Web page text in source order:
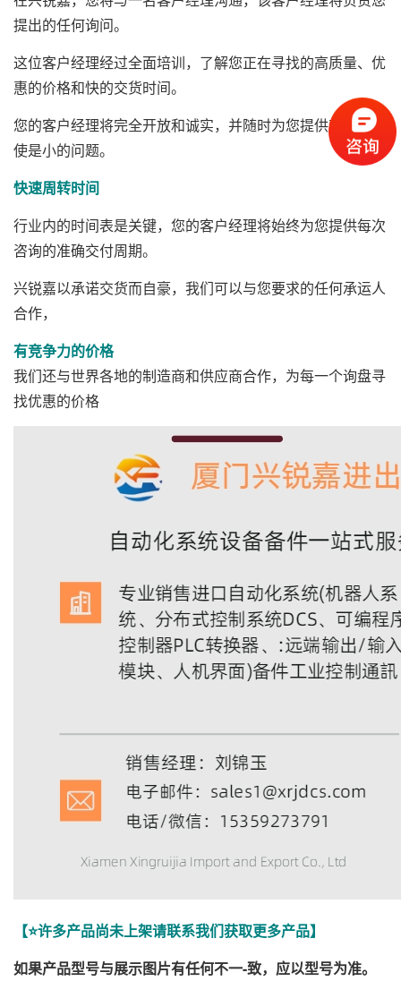
提出的任何询问。
这位客户经理经过全面培训，了解您正在寻找的高质量、优
惠的价格和快的交货时间。
您的客户经理将完全开放和诚实，并随时为您提供帮助，即
使是小的问题。
快速周转时间
行业内的时间表是关键，您的客户经理将始终为您提供每次
咨询的准确交付周期。
兴锐嘉以承诺交货而自豪，我们可以与您要求的任何承运人
合作，
有竞争力的价格
我们还与世界各地的制造商和供应商合作，为每一个询盘寻
找优惠的价格
【⭐许多产品尚未上架请联系我们获取更多产品】
如果产品型号与展示图片有任何不一-致，应以型号为准。